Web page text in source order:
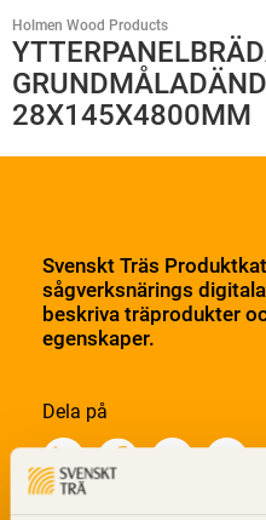
Holmen Wood Products
28X145X4800MM
Svenskt Träs
sågverksnärings
beskriva träprodukter
egenskaper.
Dela på